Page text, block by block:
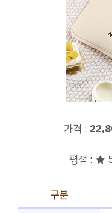
가격 :
평점 : ★
구분